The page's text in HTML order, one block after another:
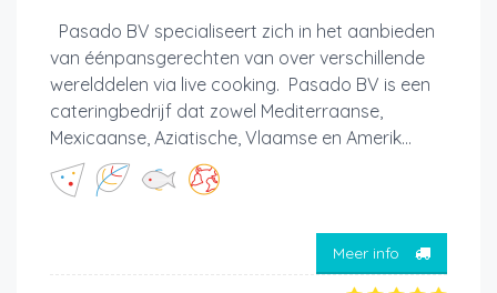
Pasado BV specialiseert zich in het aanbieden
van éénpansgerechten van over verschillende
werelddelen via live cooking. Pasado BV is een
cateringbedrijf dat zowel Mediterraanse,
Mexicaanse, Aziatische, Vlaamse en Amerik...
Meer info